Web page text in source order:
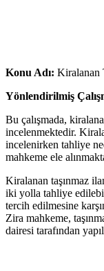
Konu Adı: Kiralanan
Yönlendirilmiş
Bu çalışmada,
incelenmektedir.
incelenirken tahliye
mahkeme ele
Kiralanan taşınmaz
iki yolla tahliye
tercih edilmesine
Zira mahkeme,
dairesi tarafından